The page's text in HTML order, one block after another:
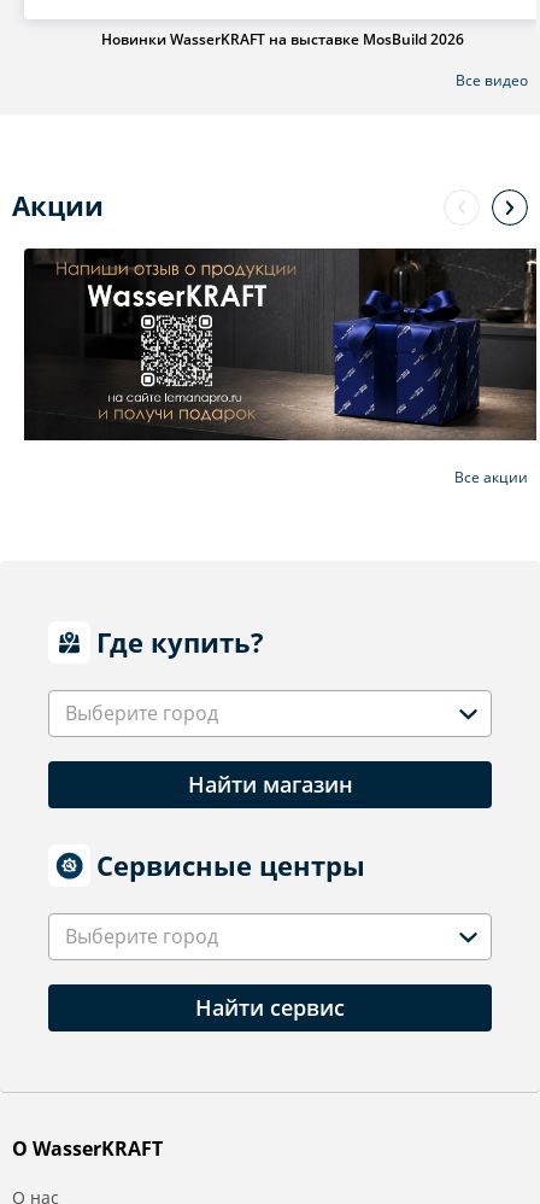
Новинки WasserKRAFT на выставке MosBuild 2026
Все видео
Акции
Все акции
Где купить?
Выберите город
Найти магазин
Сервисные центры
Выберите город
Найти сервис
О WasserKRAFT
О нас